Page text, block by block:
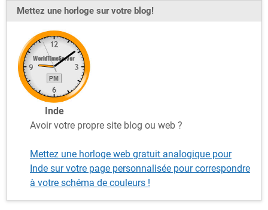
Mettez une horloge sur votre blog!
Inde
Avoir votre propre site blog ou web ?
Mettez une horloge web gratuit analogique pour
Inde sur votre page personnalisée pour correspondre
à votre schéma de couleurs !